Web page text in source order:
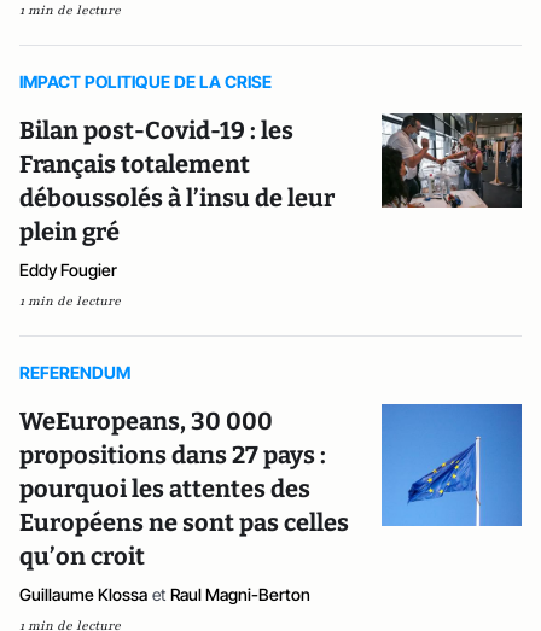
1 min de lecture
IMPACT POLITIQUE DE LA CRISE
Bilan post-Covid-19 : les
Français totalement
déboussolés à l’insu de leur
plein gré
Eddy Fougier
1 min de lecture
REFERENDUM
WeEuropeans, 30 000
propositions dans 27 pays :
pourquoi les attentes des
Européens ne sont pas celles
qu’on croit
Guillaume Klossa et Raul Magni-Berton
1 min de lecture